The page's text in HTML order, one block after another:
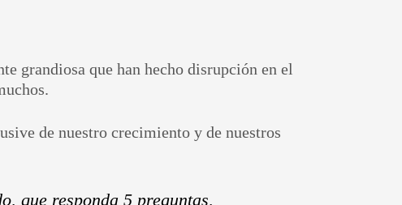
grandiosa que han hecho disrupción en el
de nuestro crecimiento y de nuestros
que responda 5 preguntas,